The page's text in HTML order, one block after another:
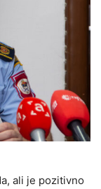
ali je pozitivno